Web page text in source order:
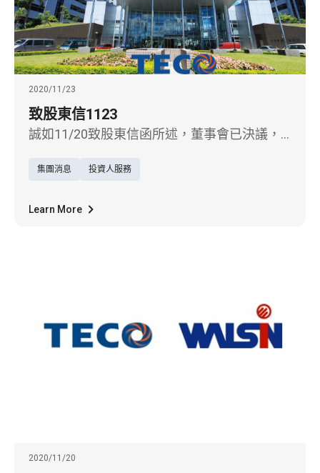
2020/11/23
致股東信1123
誠如11/20致股東信函所述，董事會已決議，
過深化業務策略聯盟，建立長期合作關係。
集團消息 投資人服務
Learn More
2020/11/20